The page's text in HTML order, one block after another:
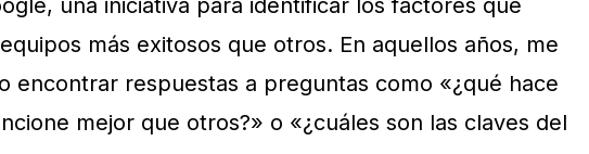
una iniciativa para identificar los factores que
más exitosos que otros. En aquellos años, me
encontrar respuestas a preguntas como «¿qué hace
mejor que otros?» o «¿cuáles son las claves del